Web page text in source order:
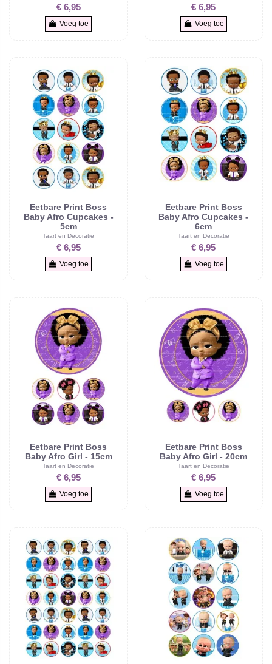
€ 6,95
Voeg toe
€ 6,95
Voeg toe
Eetbare Print Boss
Baby Afro Cupcakes -
5cm
Taart en Decoratie
€ 6,95
Voeg toe
Eetbare Print Boss
Baby Afro Cupcakes -
6cm
Taart en Decoratie
€ 6,95
Voeg toe
Eetbare Print Boss
Baby Afro Girl - 15cm
Taart en Decoratie
€ 6,95
Voeg toe
Eetbare Print Boss
Baby Afro Girl - 20cm
Taart en Decoratie
€ 6,95
Voeg toe